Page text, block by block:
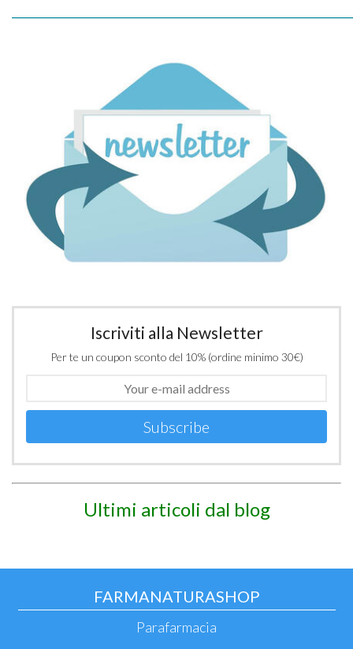
Iscriviti alla Newsletter
Per te un coupon sconto del 10% (ordine minimo 30€)
Subscribe
Ultimi articoli dal blog
FARMANATURASHOP
Parafarmacia